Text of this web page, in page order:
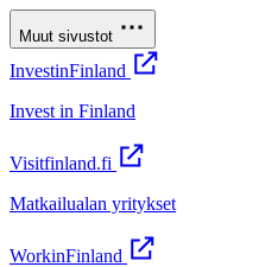
Muut sivustot
InvestinFinland
Invest in Finland
Visitfinland.fi
Matkailualan yritykset
WorkinFinland